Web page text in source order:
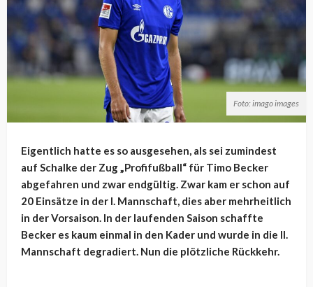
Foto: imago images
Eigentlich hatte es so ausgesehen, als sei zumindest
auf Schalke der Zug „Profifußball“ für Timo Becker
abgefahren und zwar endgültig. Zwar kam er schon auf
20 Einsätze in der I. Mannschaft, dies aber mehrheitlich
in der Vorsaison. In der laufenden Saison schaffte
Becker es kaum einmal in den Kader und wurde in die II.
Mannschaft degradiert. Nun die plötzliche Rückkehr.